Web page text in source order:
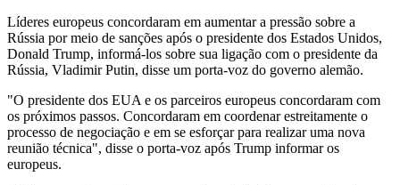
Líderes europeus concordaram em aumentar a pressão sobre a
Rússia por meio de sanções após o presidente dos Estados Unidos,
Donald Trump, informá-los sobre sua ligação com o presidente da
Rússia, Vladimir Putin, disse um porta-voz do governo alemão.
"O presidente dos EUA e os parceiros europeus concordaram com
os próximos passos. Concordaram em coordenar estreitamente o
processo de negociação e em se esforçar para realizar uma nova
reunião técnica", disse o porta-voz após Trump informar os
europeus.